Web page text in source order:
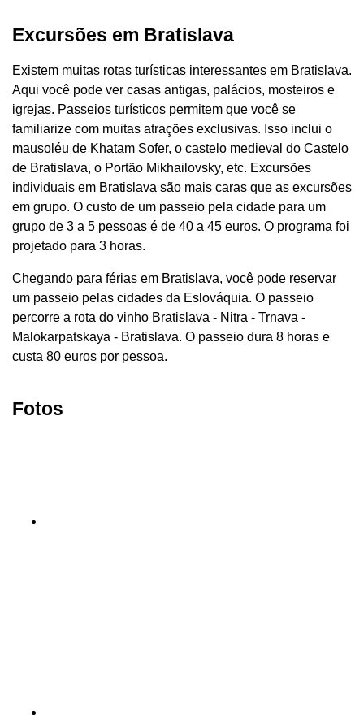
Excursões em Bratislava
Existem muitas rotas turísticas interessantes em Bratislava.
Aqui você pode ver casas antigas, palácios, mosteiros e
igrejas. Passeios turísticos permitem que você se
familiarize com muitas atrações exclusivas. Isso inclui o
mausoléu de Khatam Sofer, o castelo medieval do Castelo
de Bratislava, o Portão Mikhailovsky, etc. Excursões
individuais em Bratislava são mais caras que as excursões
em grupo. O custo de um passeio pela cidade para um
grupo de 3 a 5 pessoas é de 40 a 45 euros. O programa foi
projetado para 3 horas.
Chegando para férias em Bratislava, você pode reservar
um passeio pelas cidades da Eslováquia. O passeio
percorre a rota do vinho Bratislava - Nitra - Trnava -
Malokarpatskaya - Bratislava. O passeio dura 8 horas e
custa 80 euros por pessoa.
Fotos